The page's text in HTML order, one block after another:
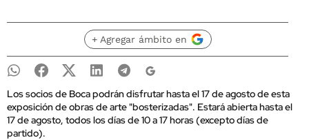
+ Agregar ámbito en
Los socios de Boca podrán disfrutar hasta el 17 de agosto de esta
exposición de obras de arte "bosterizadas". Estará abierta hasta el
17 de agosto, todos los días de 10 a 17 horas (excepto días de
partido).